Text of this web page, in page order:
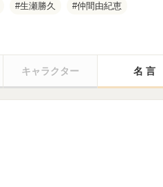
生瀬勝久 仲間由紀恵
キャラクター 名言